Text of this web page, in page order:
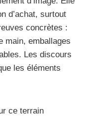
d’achat, surtout
concrètes :
main, emballages
Les discours
les éléments
ce terrain